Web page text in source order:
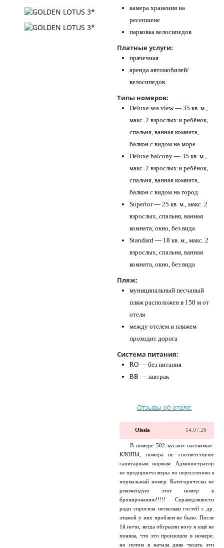
камера хранения на
ресепшене
парковка велосипедов
Платные услуги:
прачечная
аренда автомобилей/
велосипедов
Типы номеров:
Deluxe sea view — 35 кв. м.,
макс. 2 взрослых и ребёнок,
спальня, ванная комната,
балкон с видом на море
Deluxe balcony — 35 кв. м.,
макс. 2 взрослых и ребёнок,
спальня, ванная комната,
балкон с видом на город
Superior — 25 кв. м., макс. 2
взрослых, спальня, ванная
комната, окно, без вида
Standard — 18 кв. м., макс. 2
взрослых, спальня, ванная
комната, окно, без вида
Пляж:
муниципальный песчаный
пляж расположен в 150 м от
отеля
между отелем и пляжем
проходит дорога
Система питания:
RO — без питания
BB — завтрак
Отзывы об отеле:
Olesia 14.07.26
В номере 502 кусают насекомые-
КЛОПЫ, номера не соответствуют
санитарным нормам. Администратор
не предпринчл меры по переселению в
нормальный номер. Категорически не
рекомендую этот номер к
бронированию!!!!! Справедливости
ради спросила несколько гостей с др.
этажей у них проблем не было. После
1й ночи, когда обгрызли ногу я ещё не
поняла, что это произошло в номере.
но потом я начала дико чесать эти